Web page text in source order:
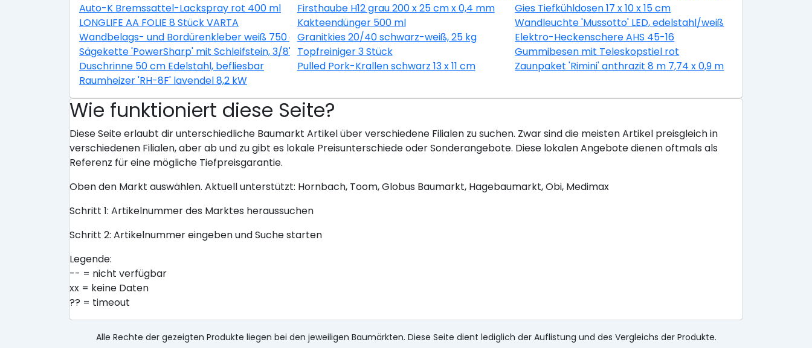
Auto-K Bremssattel-Lackspray rot 400 ml
Firsthaube H12 grau 200 x 25 cm x 0,4 mm
Gies Tiefkühldosen 17 x 10 x 15 cm
LONGLIFE AA FOLIE 8 Stück VARTA
Kakteendünger 500 ml
Wandleuchte 'Mussotto' LED, edelstahl/weiß
Wandbelags- und Bordürenkleber weiß 750 g Granitkies 20/40 schwarz-weiß, 25 kg
Elektro-Heckenschere AHS 45-16
Sägekette 'PowerSharp' mit Schleifstein, 3/8", 1,3 mm, 56 Glieder
Topfreiniger 3 Stück
Gummibesen mit Teleskopstiel rot
Duschrinne 50 cm Edelstahl, befliesbar
Pulled Pork-Krallen schwarz 13 x 11 cm
Zaunpaket 'Rimini' anthrazit 8 m 7,74 x 0,9 m
Raumheizer 'RH-8F' lavendel 8,2 kW
Wie funktioniert diese Seite?
Diese Seite erlaubt dir unterschiedliche Baumarkt Artikel über verschiedene Filialen zu suchen. Zwar sind die meisten Artikel preisgleich in
verschiedenen Filialen, aber ab und zu gibt es lokale Preisunterschiede oder Sonderangebote. Diese lokalen Angebote dienen oftmals als
Referenz für eine mögliche Tiefpreisgarantie.
Oben den Markt auswählen. Aktuell unterstützt: Hornbach, Toom, Globus Baumarkt, Hagebaumarkt, Obi, Medimax
Schritt 1: Artikelnummer des Marktes heraussuchen
Schritt 2: Artikelnummer eingeben und Suche starten
Legende:
-- = nicht verfügbar
xx = keine Daten
?? = timeout
Alle Rechte der gezeigten Produkte liegen bei den jeweiligen Baumärkten. Diese Seite dient lediglich der Auflistung und des Vergleichs der Produkte.